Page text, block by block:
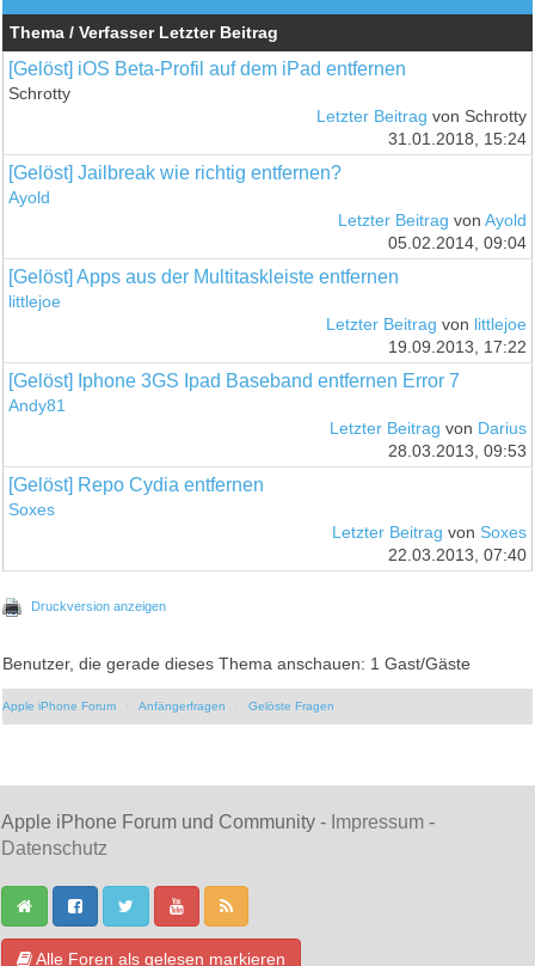
Thema / Verfasser Letzter Beitrag
[Gelöst] iOS Beta-Profil auf dem iPad entfernen
Schrotty
Letzter Beitrag von Schrotty
31.01.2018, 15:24
[Gelöst] Jailbreak wie richtig entfernen?
Ayold
Letzter Beitrag von Ayold
05.02.2014, 09:04
[Gelöst] Apps aus der Multitaskleiste entfernen
littlejoe
Letzter Beitrag von littlejoe
19.09.2013, 17:22
[Gelöst] Iphone 3GS Ipad Baseband entfernen Error 7
Andy81
Letzter Beitrag von Darius
28.03.2013, 09:53
[Gelöst] Repo Cydia entfernen
Soxes
Letzter Beitrag von Soxes
22.03.2013, 07:40
Druckversion anzeigen
Benutzer, die gerade dieses Thema anschauen: 1 Gast/Gäste
Apple iPhone Forum Anfängerfragen Gelöste Fragen
Apple iPhone Forum und Community - Impressum -
Datenschutz
Alle Foren als gelesen markieren